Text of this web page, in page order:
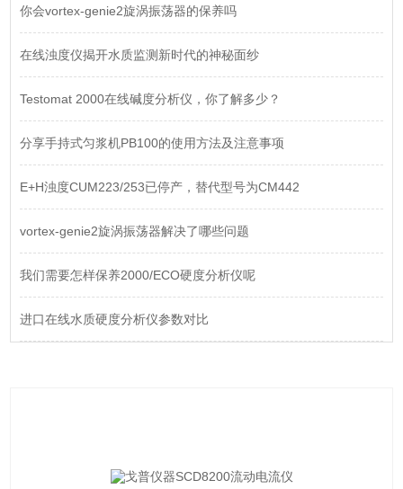
你会vortex-genie2旋涡振荡器的保养吗
在线浊度仪揭开水质监测新时代的神秘面纱
Testomat 2000在线碱度分析仪，你了解多少？
分享手持式匀浆机PB100的使用方法及注意事项
E+H浊度CUM223/253已停产，替代型号为CM442
vortex-genie2旋涡振荡器解决了哪些问题
我们需要怎样保养2000/ECO硬度分析仪呢
进口在线水质硬度分析仪参数对比